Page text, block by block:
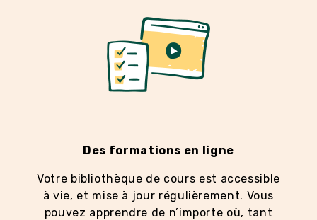
Des formations en ligne
Votre bibliothèque de cours est accessible
à vie, et mise à jour régulièrement. Vous
pouvez apprendre de n’importe où, tant